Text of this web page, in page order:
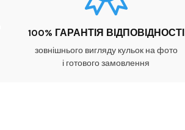
100% ГАРАНТІЯ ВІДПОВІДНОСТІ
зовнішнього вигляду кульок на фото
і готового замовлення